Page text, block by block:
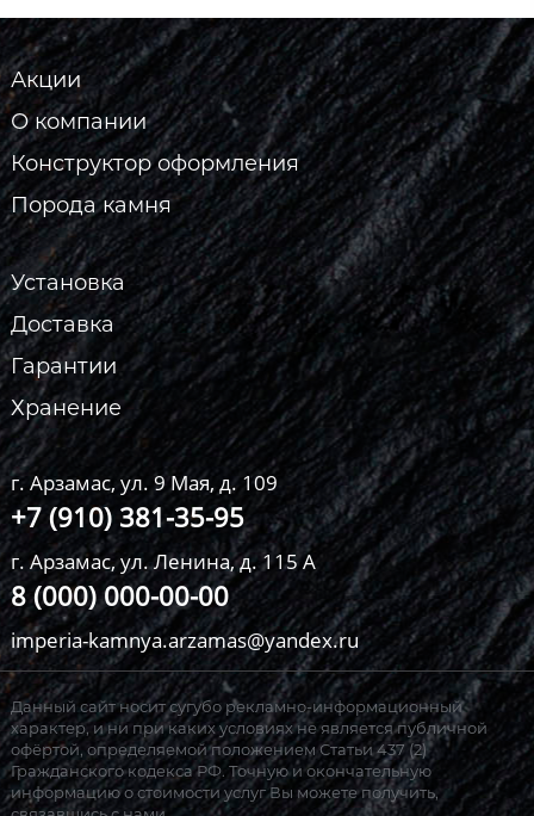
Акции
О компании
Конструктор оформления
Порода камня
Установка
Доставка
Гарантии
Хранение
г. Арзамас, ул. 9 Мая, д. 109
+7 (910) 381-35-95
г. Арзамас, ул. Ленина, д. 115 А
8 (000) 000-00-00
imperia-kamnya.arzamas@yandex.ru
Данный сайт носит сугубо рекламно-информационный
характер, и ни при каких условиях не является публичной
офёртой, определяемой положением Статьи 437 (2)
Гражданского кодекса РФ. Точную и окончательную
информацию о стоимости услуг Вы можете получить,